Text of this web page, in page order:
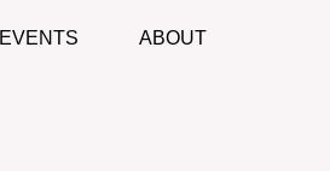
EVENTS ABOUT